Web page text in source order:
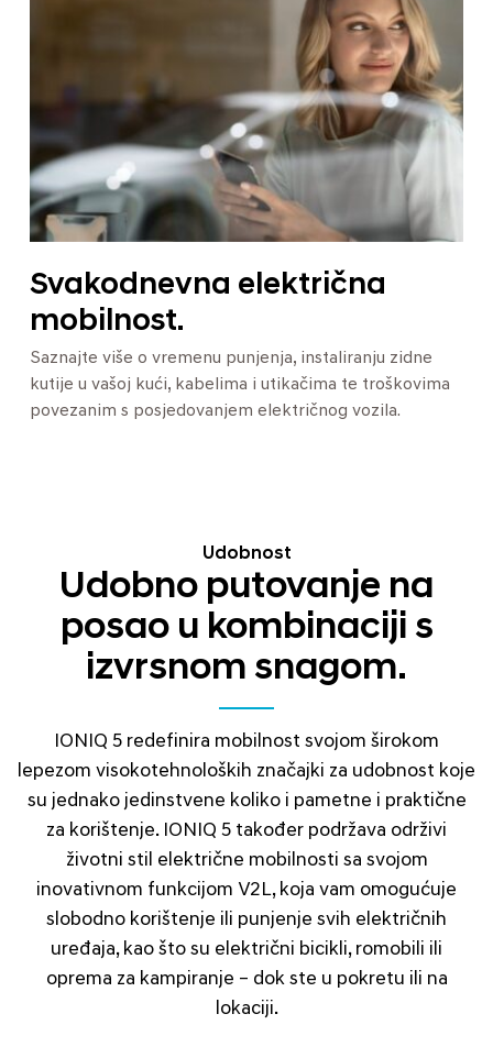
Svakodnevna električna
mobilnost.
Saznajte više o vremenu punjenja, instaliranju zidne
kutije u vašoj kući, kabelima i utikačima te troškovima
povezanim s posjedovanjem električnog vozila.
Udobnost
Udobno putovanje na
posao u kombinaciji s
izvrsnom snagom.
IONIQ 5 redefinira mobilnost svojom širokom
lepezom visokotehnoloških značajki za udobnost koje
su jednako jedinstvene koliko i pametne i praktične
za korištenje. IONIQ 5 također podržava održivi
životni stil električne mobilnosti sa svojom
inovativnom funkcijom V2L, koja vam omogućuje
slobodno korištenje ili punjenje svih električnih
uređaja, kao što su električni bicikli, romobili ili
oprema za kampiranje – dok ste u pokretu ili na
lokaciji.